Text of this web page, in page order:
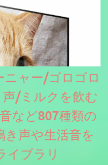
ニャー/ゴロゴロ
/ミルクを飲む
など807種類の
き声や生活音を
イブラリ